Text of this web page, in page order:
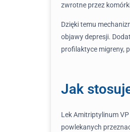
zwrotne przez
Dzięki temu
objawy depresji.
profilaktyce migreny,
Jak
Lek Amitriptylinum
powlekanych